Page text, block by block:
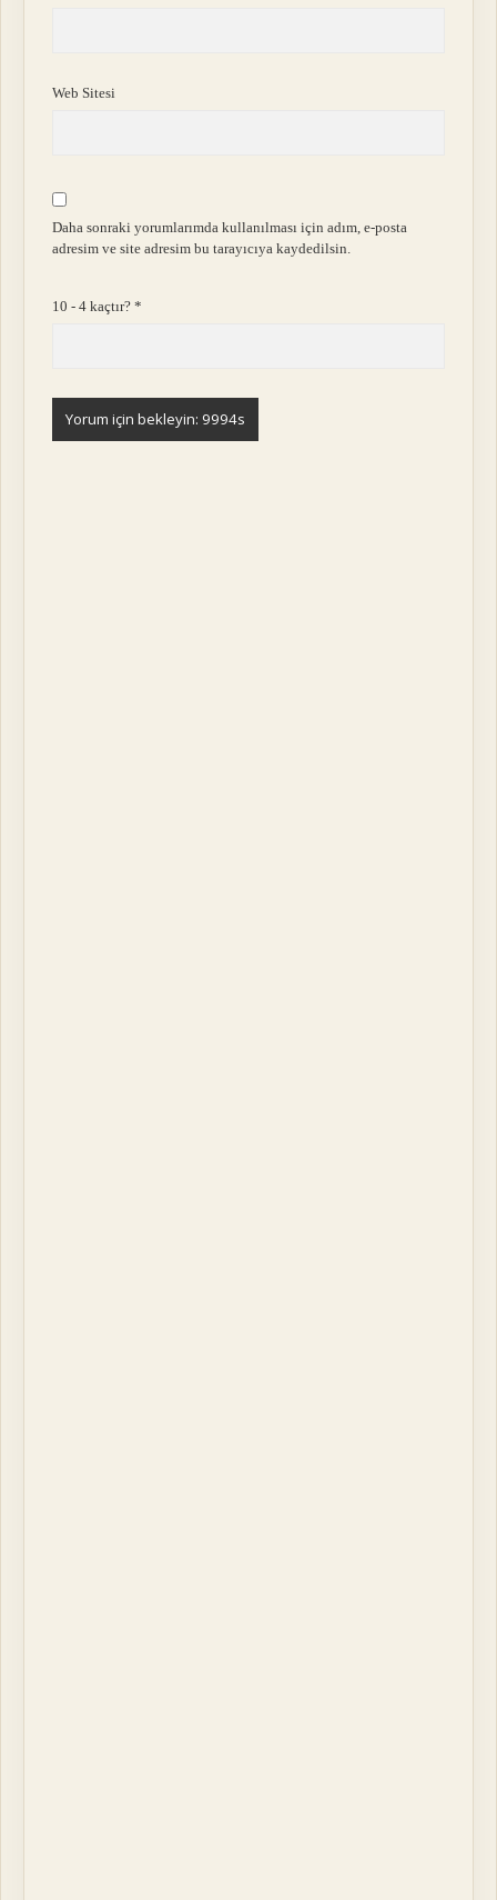
Web Sitesi
Daha sonraki yorumlarımda kullanılması için adım, e-posta
adresim ve site adresim bu tarayıcıya kaydedilsin.
10 - 4 kaçtır?*